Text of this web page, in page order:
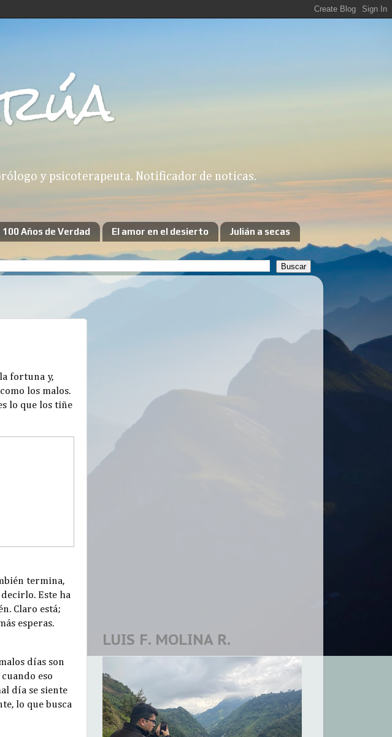
y psicoterapeuta. Notificador de noticas.
100 Años de Verdad El amor en el desierto Julián a secas
fortuna y,
los malos.
lo que los tiñe
termina,
Este ha
Claro está;
esperas.
días son
eso
día se siente
lo que busca
LUIS F. MOLINA R.